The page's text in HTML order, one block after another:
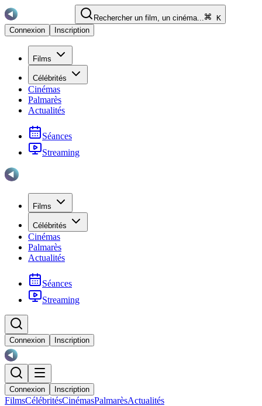
Rechercher un film, un cinéma...
K
Connexion
Inscription
Films
Célébrités
Cinémas
Palmarès
Actualités
Séances
Streaming
Films
Célébrités
Cinémas
Palmarès
Actualités
Séances
Streaming
Connexion Inscription
Connexion Inscription
FilmsCélébritésCinémasPalmarèsActualités